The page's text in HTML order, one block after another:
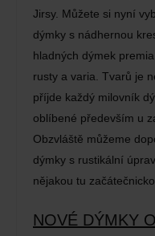
Jirsy. Můžete si nyní
dýmky s nádhernou
hladných dýmek
rusty a varia. Tvarů je
příjde každý milovník
oblíbené především u
Obzvláště můžeme
dýmky s rustikální
nějakou tu
NOVÉ DÝMKY